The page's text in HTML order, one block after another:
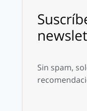
Sin spam,